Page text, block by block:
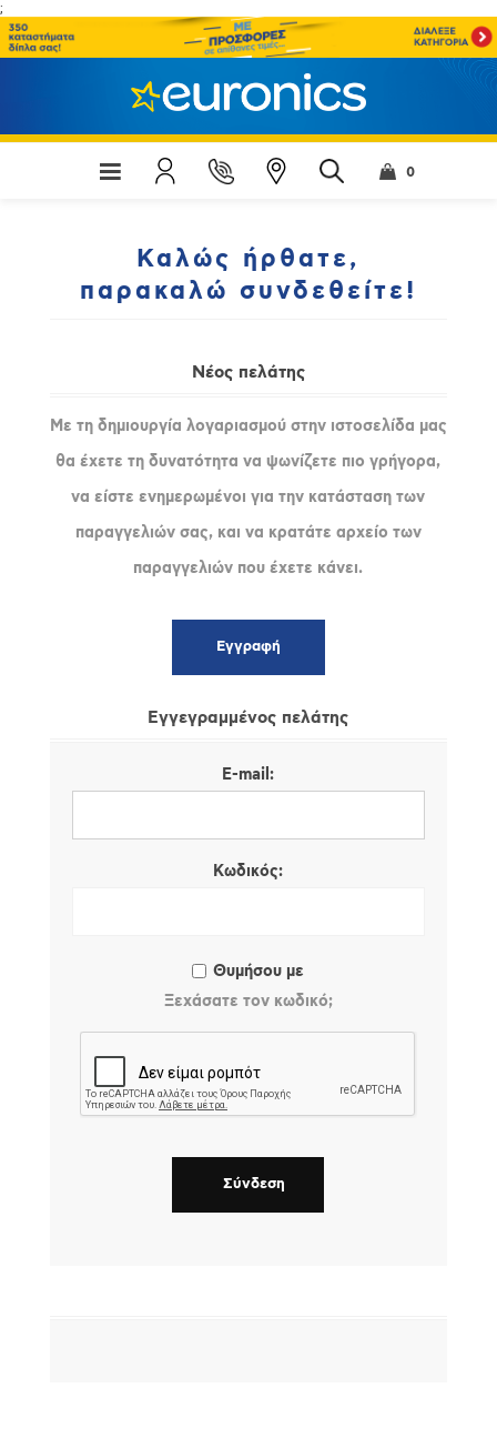
;
0
Καλώς ήρθατε,
παρακαλώ συνδεθείτε!
Νέος πελάτης
Με τη δημιουργία λογαριασμού στην ιστοσελίδα μας
θα έχετε τη δυνατότητα να ψωνίζετε πιο γρήγορα,
να είστε ενημερωμένοι για την κατάσταση των
παραγγελιών σας, και να κρατάτε αρχείο των
παραγγελιών που έχετε κάνει.
Εγγεγραμμένος πελάτης
E-mail:
Κωδικός:
Θυμήσου με
Ξεχάσατε τον κωδικό;